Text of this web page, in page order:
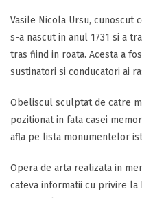
Vasile Nicola Ursu, cunoscut
s-a nascut in anul 1731 si a
tras fiind in roata. Acesta a
sustinatori si conducatori ai
Obeliscul sculptat de catre
pozitionat in fata casei
afla pe lista monumentelor
Opera de arta realizata in
cateva informatii cu privire la